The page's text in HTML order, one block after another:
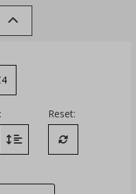
odstęp między literami
Zmień interlinię i margines
Reset:
Przywróć